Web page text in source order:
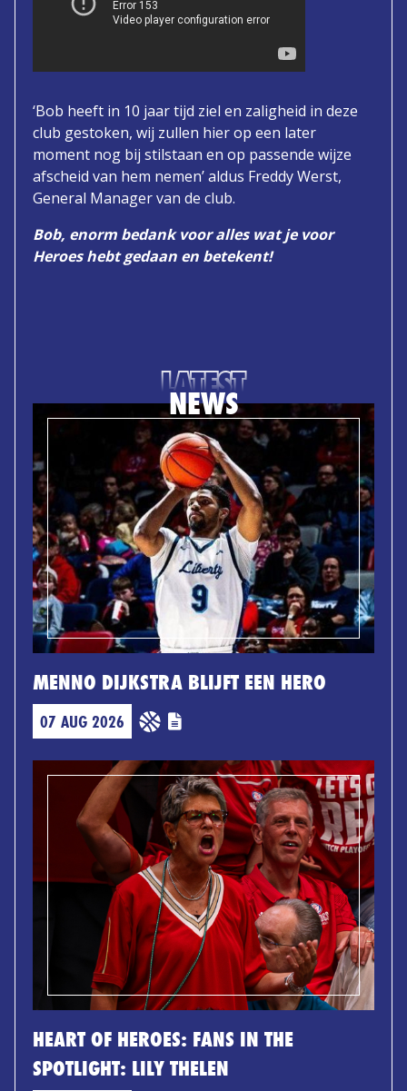
‘Bob heeft in 10 jaar tijd ziel en zaligheid in deze
club gestoken, wij zullen hier op een later
moment nog bij stilstaan en op passende wijze
afscheid van hem nemen’ aldus Freddy Werst,
General Manager van de club.
Bob, enorm bedank voor alles wat je voor
Heroes hebt gedaan en betekent!
LATEST
NEWS
MENNO DIJKSTRA BLIJFT EEN HERO
07 AUG 2026
HEART OF HEROES: FANS IN THE
SPOTLIGHT: LILY THELEN